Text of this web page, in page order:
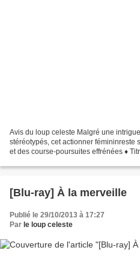
Avis du loup celeste Malgré une
stéréotypés, cet actionner fémininreste
et des course-poursuites effrénées ♦
[Blu-ray] À la merveille
Publié le 29/10/2013 à 17:27
Par le loup celeste